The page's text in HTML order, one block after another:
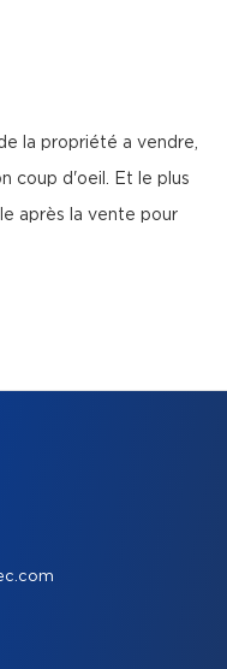
la propriété a vendre,
coup d'oeil. Et le plus
après la vente pour